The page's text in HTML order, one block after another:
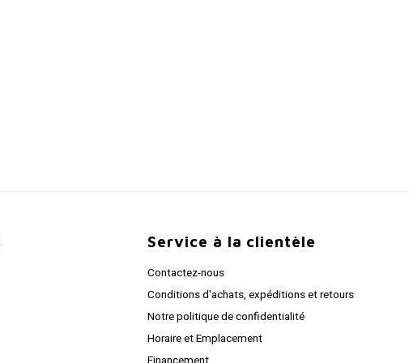
Service à la clientèle
Contactez-nous
Conditions d'achats, expéditions et retours
Notre politique de confidentialité
Horaire et Emplacement